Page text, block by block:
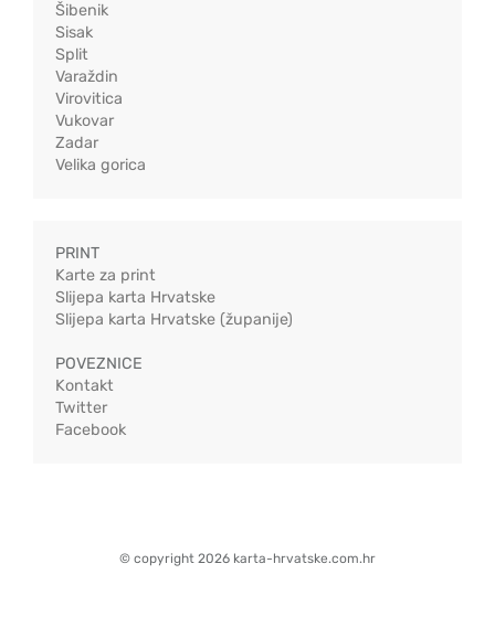
Šibenik
Sisak
Split
Varaždin
Virovitica
Vukovar
Zadar
Velika gorica
PRINT
Karte za print
Slijepa karta Hrvatske
Slijepa karta Hrvatske (županije)
POVEZNICE
Kontakt
Twitter
Facebook
© copyright 2026 karta-hrvatske.com.hr